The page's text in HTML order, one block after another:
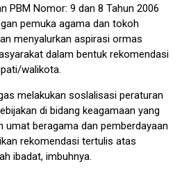
PBM Nomor: 9 dan 8 Tahun 2006
pemuka agama dan tokoh
menyalurkan aspirasi ormas
dalam bentuk rekomendasi
walikota.
melakukan soslalisasi peraturan
di bidang keagamaan yang
umat beragama dan pemberdayaan
rekomendasi tertulis atas
ibadat, imbuhnya.